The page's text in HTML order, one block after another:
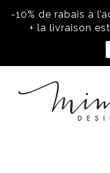
-10% de rabais à
+ la livraison